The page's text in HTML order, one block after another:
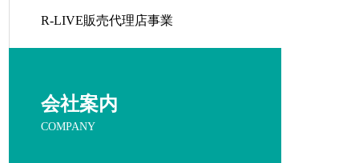
R-LIVE販売代理店事業
会社案内
COMPANY